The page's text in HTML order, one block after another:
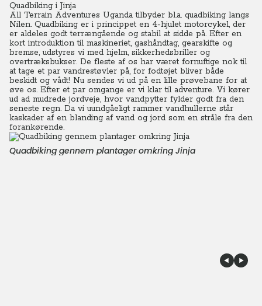
Quadbiking i Jinja
All Terrain Adventures Uganda tilbyder bl.a. quadbiking langs
Nilen. Quadbiking er i princippet en 4-hjulet motorcykel, der
er aldeles godt terrængående og stabil at sidde på. Efter en
kort introduktion til maskineriet, gashåndtag, gearskifte og
bremse, udstyres vi med hjelm, sikkerhedsbriller og
overtræksbukser. De fleste af os har været fornuftige nok til
at tage et par vandrestøvler på, for fodtøjet bliver både
beskidt og vådt! Nu sendes vi ud på en lille prøvebane for at
øve os. Efter et par omgange er vi klar til adventure. Vi kører
ud ad mudrede jordveje, hvor vandpytter fylder godt fra den
seneste regn. Da vi uundgåeligt rammer vandhullerne står
kaskader af en blanding af vand og jord som en stråle fra den
forankørende.
Quadbiking gennem plantager omkring Jinja